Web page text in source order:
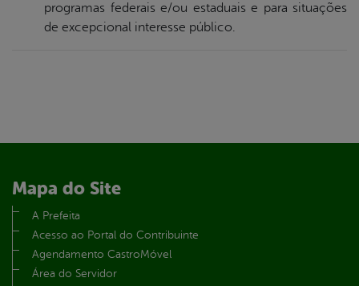
programas federais e/ou estaduais e para situações
de excepcional interesse público.
Mapa do Site
A Prefeita
Acesso ao Portal do Contribuinte
Agendamento CastroMóvel
Área do Servidor